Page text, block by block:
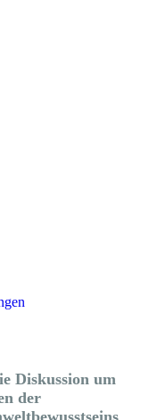
Diskussion um
der